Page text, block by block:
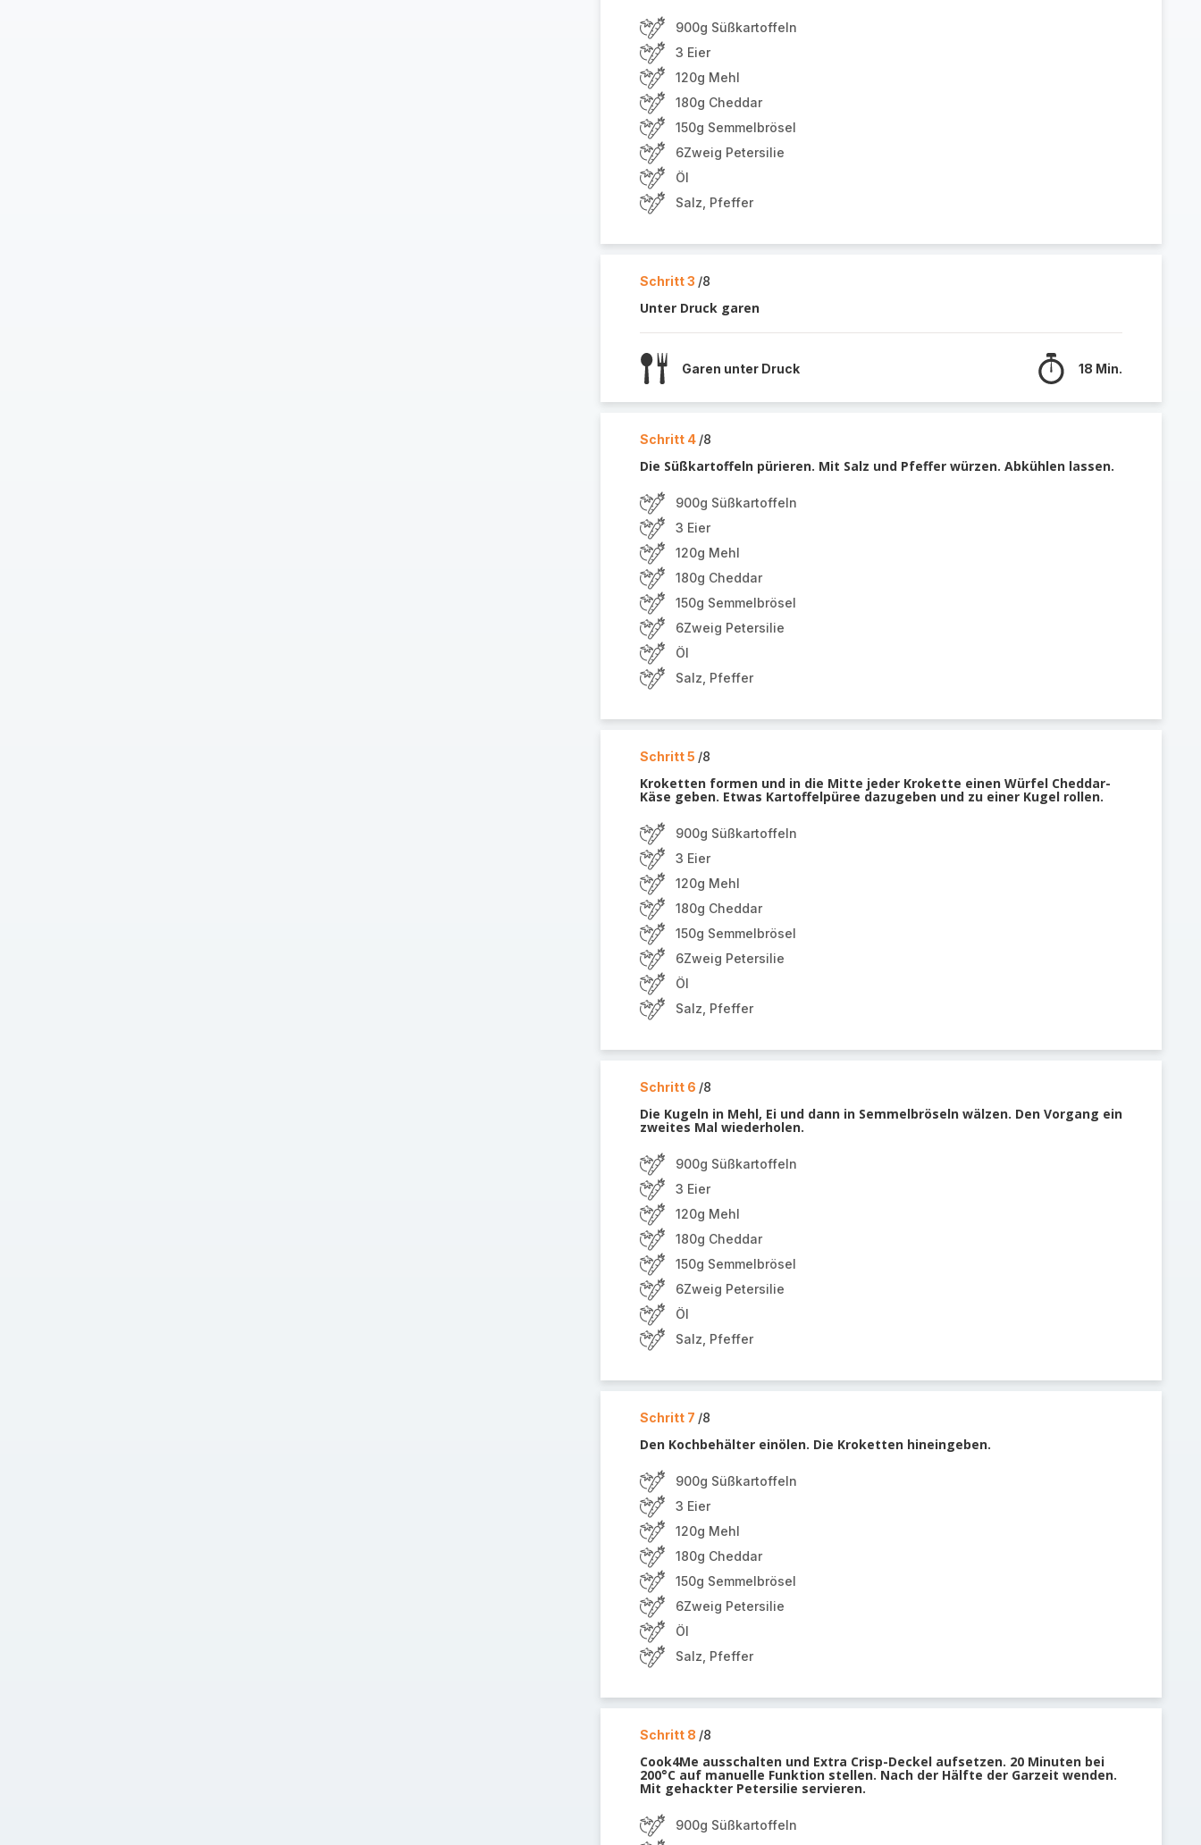
900g Süßkartoffeln
3 Eier
120g Mehl
180g Cheddar
150g Semmelbrösel
6Zweig Petersilie
Öl
Salz, Pfeffer
Schritt 3 /8
Unter Druck garen
Garen unter Druck 18 Min.
Schritt 4 /8
Die Süßkartoffeln pürieren. Mit Salz und Pfeffer würzen. Abkühlen lassen.
900g Süßkartoffeln
3 Eier
120g Mehl
180g Cheddar
150g Semmelbrösel
6Zweig Petersilie
Öl
Salz, Pfeffer
Schritt 5 /8
Kroketten formen und in die Mitte jeder Krokette einen Würfel Cheddar-
Käse geben. Etwas Kartoffelpüree dazugeben und zu einer Kugel rollen.
900g Süßkartoffeln
3 Eier
120g Mehl
180g Cheddar
150g Semmelbrösel
6Zweig Petersilie
Öl
Salz, Pfeffer
Schritt 6 /8
Die Kugeln in Mehl, Ei und dann in Semmelbröseln wälzen. Den Vorgang ein
zweites Mal wiederholen.
900g Süßkartoffeln
3 Eier
120g Mehl
180g Cheddar
150g Semmelbrösel
6Zweig Petersilie
Öl
Salz, Pfeffer
Schritt 7 /8
Den Kochbehälter einölen. Die Kroketten hineingeben.
900g Süßkartoffeln
3 Eier
120g Mehl
180g Cheddar
150g Semmelbrösel
6Zweig Petersilie
Öl
Salz, Pfeffer
Schritt 8 /8
Cook4Me ausschalten und Extra Crisp-Deckel aufsetzen. 20 Minuten bei
200°C auf manuelle Funktion stellen. Nach der Hälfte der Garzeit wenden.
Mit gehackter Petersilie servieren.
900g Süßkartoffeln